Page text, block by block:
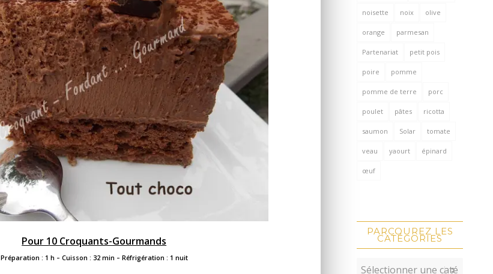
Pour 10 Croquants-Gourmands
Préparation : 1 h – Cuisson : 32 min – Réfrigération : 1 nuit
noisette noix olive
orange parmesan
Partenariat petit pois
poire pomme
pomme de terre porc
poulet pâtes ricotta
saumon Solar tomate
veau yaourt épinard
œuf
PARCOUREZ LES
CATÉGORIES